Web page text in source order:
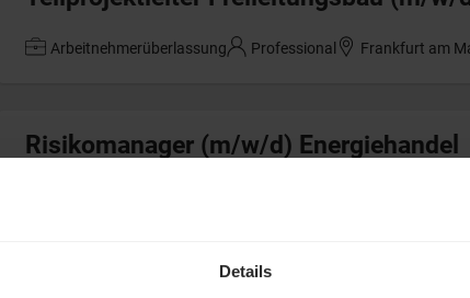
Details
Arbeitnehmerüberlassung Professional Frankfurt am
Risikomanager (m/w/d) Energiehandel